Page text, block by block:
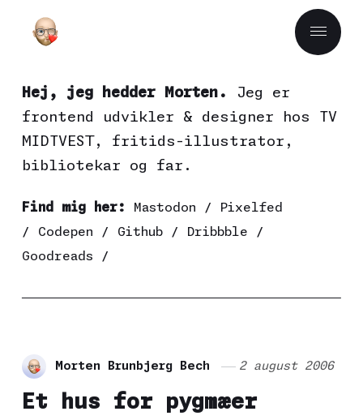
Hej, jeg hedder Morten.
Jeg er
frontend udvikler & designer hos TV
MIDTVEST, fritids-illustrator,
bibliotekar og far.
Find mig her: Mastodon /
Pixelfed
/ Codepen / Github/ Dribbble /
Goodreads /
Morten Brunbjerg Bech 2 august 2006
Et hus for pygmæer